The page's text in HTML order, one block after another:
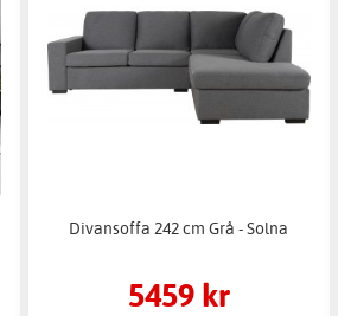
Divansoffa 242 cm Grå - Solna
5459 kr